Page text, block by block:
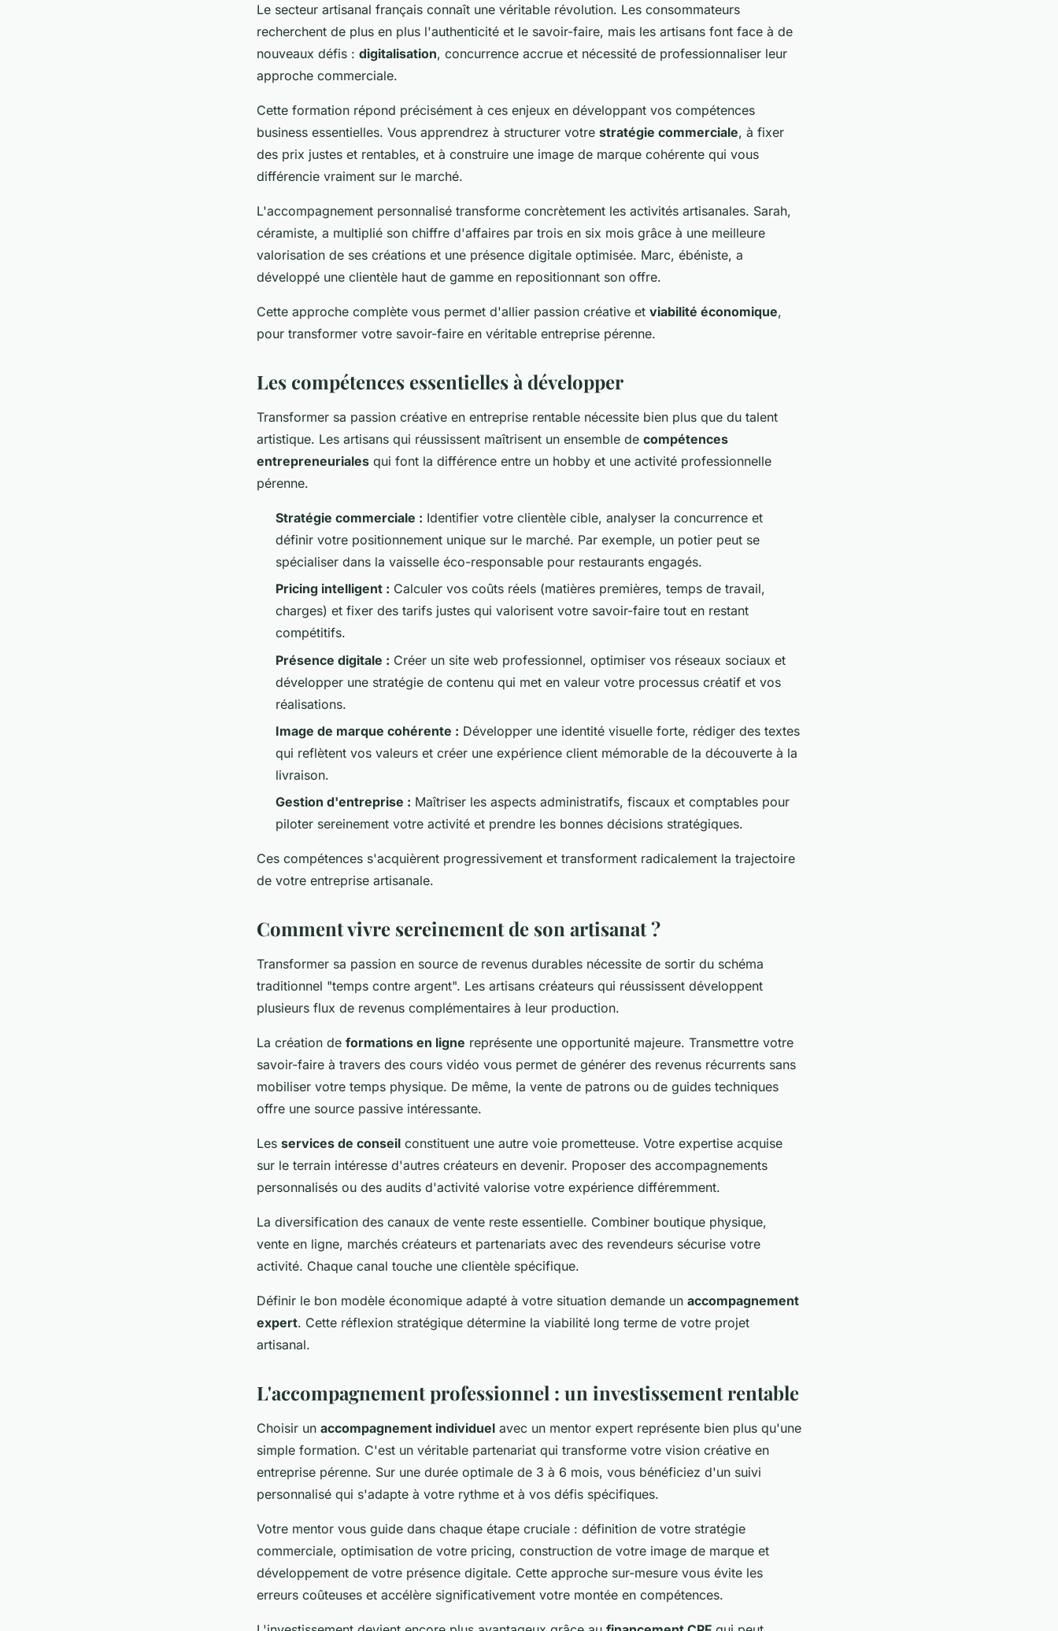
Le secteur artisanal français connaît une véritable révolution. Les consommateurs
recherchent de plus en plus l'authenticité et le savoir-faire, mais les artisans font face à de
nouveaux défis : digitalisation, concurrence accrue et nécessité de professionnaliser leur
approche commerciale.
Cette formation répond précisément à ces enjeux en développant vos compétences
business essentielles. Vous apprendrez à structurer votre stratégie commerciale, à fixer
des prix justes et rentables, et à construire une image de marque cohérente qui vous
différencie vraiment sur le marché.
L'accompagnement personnalisé transforme concrètement les activités artisanales. Sarah,
céramiste, a multiplié son chiffre d'affaires par trois en six mois grâce à une meilleure
valorisation de ses créations et une présence digitale optimisée. Marc, ébéniste, a
développé une clientèle haut de gamme en repositionnant son offre.
Cette approche complète vous permet d'allier passion créative et viabilité économique,
pour transformer votre savoir-faire en véritable entreprise pérenne.
Les compétences essentielles à développer
Transformer sa passion créative en entreprise rentable nécessite bien plus que du talent
artistique. Les artisans qui réussissent maîtrisent un ensemble de compétences
entrepreneuriales qui font la différence entre un hobby et une activité professionnelle
pérenne.
Stratégie commerciale : Identifier votre clientèle cible, analyser la concurrence et
définir votre positionnement unique sur le marché. Par exemple, un potier peut se
spécialiser dans la vaisselle éco-responsable pour restaurants engagés.
Pricing intelligent : Calculer vos coûts réels (matières premières, temps de travail,
charges) et fixer des tarifs justes qui valorisent votre savoir-faire tout en restant
compétitifs.
Présence digitale : Créer un site web professionnel, optimiser vos réseaux sociaux et
développer une stratégie de contenu qui met en valeur votre processus créatif et vos
réalisations.
Image de marque cohérente : Développer une identité visuelle forte, rédiger des textes
qui reflètent vos valeurs et créer une expérience client mémorable de la découverte à la
livraison.
Gestion d'entreprise : Maîtriser les aspects administratifs, fiscaux et comptables pour
piloter sereinement votre activité et prendre les bonnes décisions stratégiques.
Ces compétences s'acquièrent progressivement et transforment radicalement la trajectoire
de votre entreprise artisanale.
Comment vivre sereinement de son artisanat ?
Transformer sa passion en source de revenus durables nécessite de sortir du schéma
traditionnel "temps contre argent". Les artisans créateurs qui réussissent développent
plusieurs flux de revenus complémentaires à leur production.
La création de formations en ligne représente une opportunité majeure. Transmettre votre
savoir-faire à travers des cours vidéo vous permet de générer des revenus récurrents sans
mobiliser votre temps physique. De même, la vente de patrons ou de guides techniques
offre une source passive intéressante.
Les services de conseil constituent une autre voie prometteuse. Votre expertise acquise
sur le terrain intéresse d'autres créateurs en devenir. Proposer des accompagnements
personnalisés ou des audits d'activité valorise votre expérience différemment.
La diversification des canaux de vente reste essentielle. Combiner boutique physique,
vente en ligne, marchés créateurs et partenariats avec des revendeurs sécurise votre
activité. Chaque canal touche une clientèle spécifique.
Définir le bon modèle économique adapté à votre situation demande un accompagnement
expert. Cette réflexion stratégique détermine la viabilité long terme de votre projet
artisanal.
L'accompagnement professionnel : un investissement rentable
Choisir un accompagnement individuel avec un mentor expert représente bien plus qu'une
simple formation. C'est un véritable partenariat qui transforme votre vision créative en
entreprise pérenne. Sur une durée optimale de 3 à 6 mois, vous bénéficiez d'un suivi
personnalisé qui s'adapte à votre rythme et à vos défis spécifiques.
Votre mentor vous guide dans chaque étape cruciale : définition de votre stratégie
commerciale, optimisation de votre pricing, construction de votre image de marque et
développement de votre présence digitale. Cette approche sur-mesure vous évite les
erreurs coûteuses et accélère significativement votre montée en compétences.